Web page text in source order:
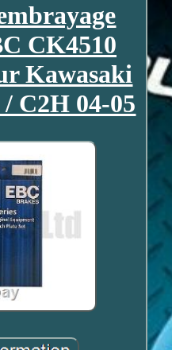
CK4510
Kawasaki
C2H 04-05